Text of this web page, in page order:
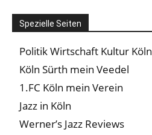
Spezielle Seiten
Politik Wirtschaft Kultur Köln
Köln Sürth mein Veedel
1.FC Köln mein Verein
Jazz in Köln
Werner’s Jazz Reviews